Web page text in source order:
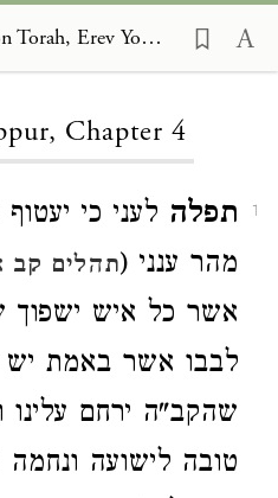
Mareh Yechezkel on Torah, Erev Yom Kippur 4
Chapter 4
1 תפלה לעני כי
מהר ענני (תהלים קב
אשר כל איש ישפוך
לבבו אשר באמת יש
שהקב"ה ירחם עלינו
טובה לישועה ונחמה